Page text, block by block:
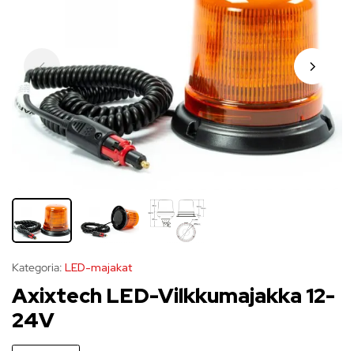
Kategoria: LED-majakat
Axixtech LED-Vilkkumajakka 12-
24V